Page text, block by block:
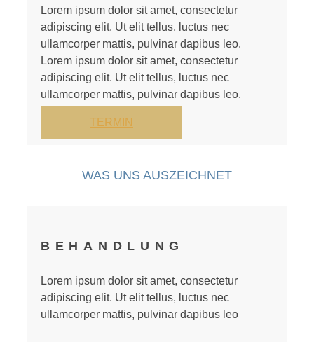
Lorem ipsum dolor sit amet, consectetur
adipiscing elit. Ut elit tellus, luctus nec
ullamcorper mattis, pulvinar dapibus leo.
Lorem ipsum dolor sit amet, consectetur
adipiscing elit. Ut elit tellus, luctus nec
ullamcorper mattis, pulvinar dapibus leo.
TERMIN
WAS UNS AUSZEICHNET
BEHANDLUNG
Lorem ipsum dolor sit amet, consectetur
adipiscing elit. Ut elit tellus, luctus nec
ullamcorper mattis, pulvinar dapibus leo